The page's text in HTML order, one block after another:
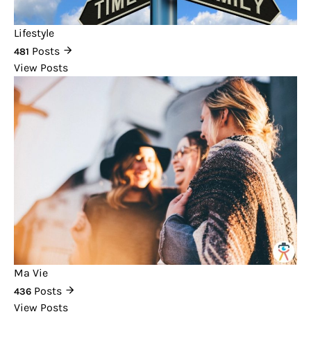
Lifestyle
481 Posts
View Posts
Ma Vie
436 Posts
View Posts